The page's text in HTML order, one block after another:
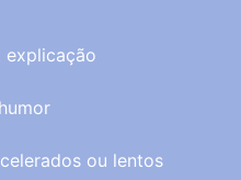
explicação
ou lentos